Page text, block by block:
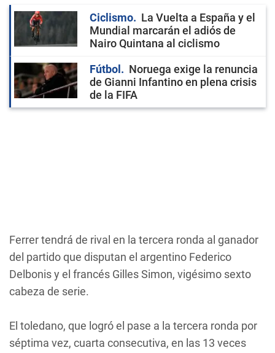
Ciclismo
La Vuelta a España y el
Mundial marcarán el adiós de
Nairo Quintana al ciclismo
Fútbol
Noruega exige la renuncia
de Gianni Infantino en plena crisis
de la FIFA
Ferrer tendrá de rival en la tercera ronda al ganador
del partido que disputan el argentino Federico
Delbonis y el francés Gilles Simon, vigésimo sexto
cabeza de serie.
El toledano, que logró el pase a la tercera ronda por
séptima vez, cuarta consecutiva, en las 13 veces